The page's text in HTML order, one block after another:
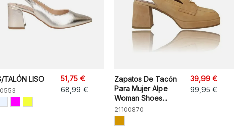
TALÓN LISO
51,75 €
68,99 €
Zapatos De Tacón
Para Mujer Alpe
Woman Shoes...
21100870
39,99 €
99,95 €